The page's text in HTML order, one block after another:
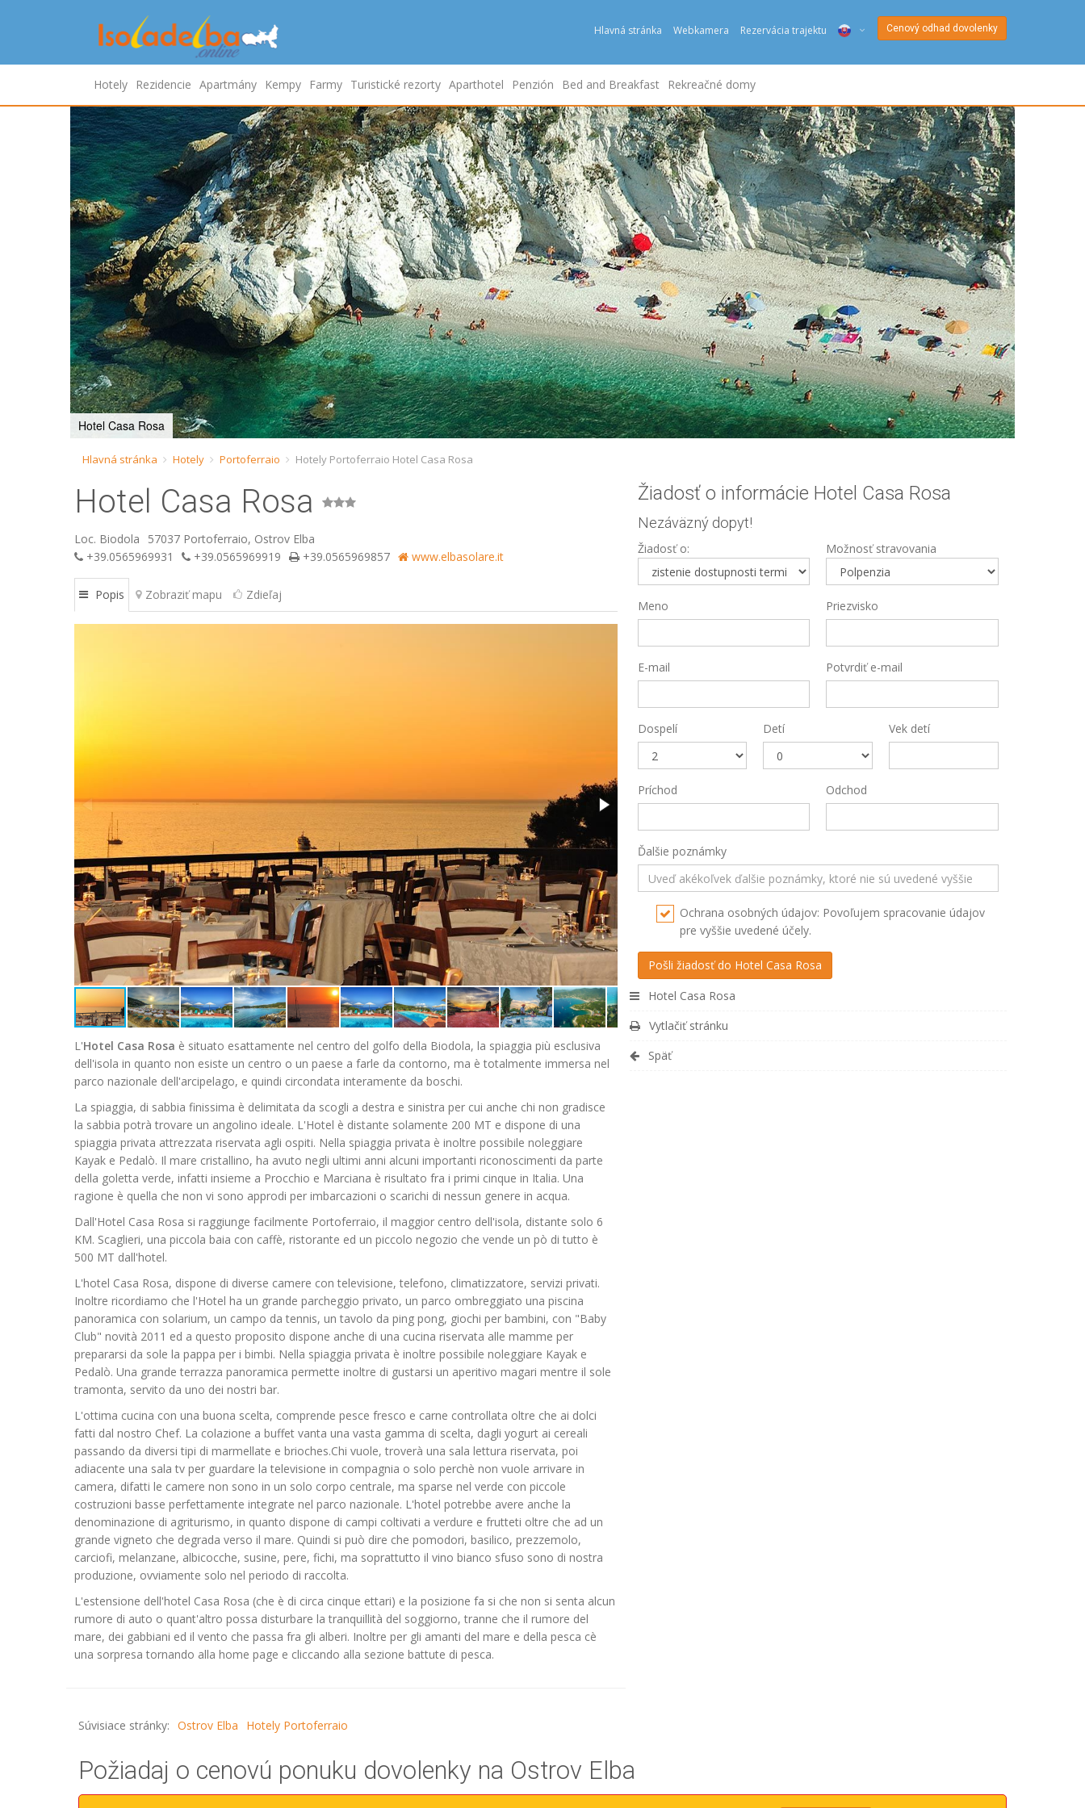
Hlavná stránka Webkamera Rezervácia trajektu
ENG
DEU
NED
FRA
PYC
DAN
ESP
SLO
Cenový odhad dovolenky
Hotely Rezidencie Apartmány Kempy Farmy Turistické rezorty Aparthotel Penzión Bed and Breakfast Rekreačné domy
Hotel Casa Rosa
Hlavná stránka Hotely Portoferraio Hotely Portoferraio Hotel Casa Rosa
Hotel Casa Rosa
Loc. Biodola
57037 Portoferraio, Ostrov Elba
+39.0565969931
+39.0565969919 +39.0565969857 www.elbasolare.it
Popis Zobraziť mapu Zdieľaj
L'Hotel Casa Rosa è situato esattamente nel centro del golfo della Biodola, la spiaggia più esclusiva
dell'isola in quanto non esiste un centro o un paese a farle da contorno, ma è totalmente immersa nel
parco nazionale dell'arcipelago, e quindi circondata interamente da boschi.
La spiaggia, di sabbia finissima è delimitata da scogli a destra e sinistra per cui anche chi non gradisce
la sabbia potrà trovare un angolino ideale. L'Hotel è distante solamente 200 MT e dispone di una
spiaggia privata attrezzata riservata agli ospiti. Nella spiaggia privata è inoltre possibile noleggiare
Kayak e Pedalò. Il mare cristallino, ha avuto negli ultimi anni alcuni importanti riconoscimenti da parte
della goletta verde, infatti insieme a Procchio e Marciana è risultato fra i primi cinque in Italia. Una
ragione è quella che non vi sono approdi per imbarcazioni o scarichi di nessun genere in acqua.
Dall'Hotel Casa Rosa si raggiunge facilmente Portoferraio, il maggior centro dell'isola, distante solo 6
KM. Scaglieri, una piccola baia con caffè, ristorante ed un piccolo negozio che vende un pò di tutto è
500 MT dall'hotel.
L'hotel Casa Rosa, dispone di diverse camere con televisione, telefono, climatizzatore, servizi privati.
Inoltre ricordiamo che l'Hotel ha un grande parcheggio privato, un parco ombreggiato una piscina
panoramica con solarium, un campo da tennis, un tavolo da ping pong, giochi per bambini, con "Baby
Club" novità 2011 ed a questo proposito dispone anche di una cucina riservata alle mamme per
prepararsi da sole la pappa per i bimbi. Nella spiaggia privata è inoltre possibile noleggiare Kayak e
Pedalò. Una grande terrazza panoramica permette inoltre di gustarsi un aperitivo magari mentre il sole
tramonta, servito da uno dei nostri bar.
L'ottima cucina con una buona scelta, comprende pesce fresco e carne controllata oltre che ai dolci
fatti dal nostro Chef. La colazione a buffet vanta una vasta gamma di scelta, dagli yogurt ai cereali
passando da diversi tipi di marmellate e brioches.Chi vuole, troverà una sala lettura riservata, poi
adiacente una sala tv per guardare la televisione in compagnia o solo perchè non vuole arrivare in
camera, difatti le camere non sono in un solo corpo centrale, ma sparse nel verde con piccole
costruzioni basse perfettamente integrate nel parco nazionale. L'hotel potrebbe avere anche la
denominazione di agriturismo, in quanto dispone di campi coltivati a verdure e frutteti oltre che ad un
grande vigneto che degrada verso il mare. Quindi si può dire che pomodori, basilico, prezzemolo,
carciofi, melanzane, albicocche, susine, pere, fichi, ma soprattutto il vino bianco sfuso sono di nostra
produzione, ovviamente solo nel periodo di raccolta.
L'estensione dell'hotel Casa Rosa (che è di circa cinque ettari) e la posizione fa si che non si senta alcun
rumore di auto o quant'altro possa disturbare la tranquillità del soggiorno, tranne che il rumore del
mare, dei gabbiani ed il vento che passa fra gli alberi. Inoltre per gli amanti del mare e della pesca cè
una sorpresa tornando alla home page e cliccando alla sezione battute di pesca.
Žiadosť o informácie Hotel Casa Rosa
Nezáväzný dopyt!
Žiadosť o: Možnosť stravovania
Meno Priezvisko
E-mail Potvrdiť e-mail
Dospelí Detí Vek detí
Príchod Odchod
Ďalšie poznámky
Ochrana osobných údajov: Povoľujem spracovanie údajov
pre vyššie uvedené účely.
Hotel Casa Rosa
Vytlačiť stránku
Späť
Súvisiace stránky: Ostrov Elba Hotely Portoferraio
Požiadaj o cenovú ponuku dovolenky na Ostrov Elba